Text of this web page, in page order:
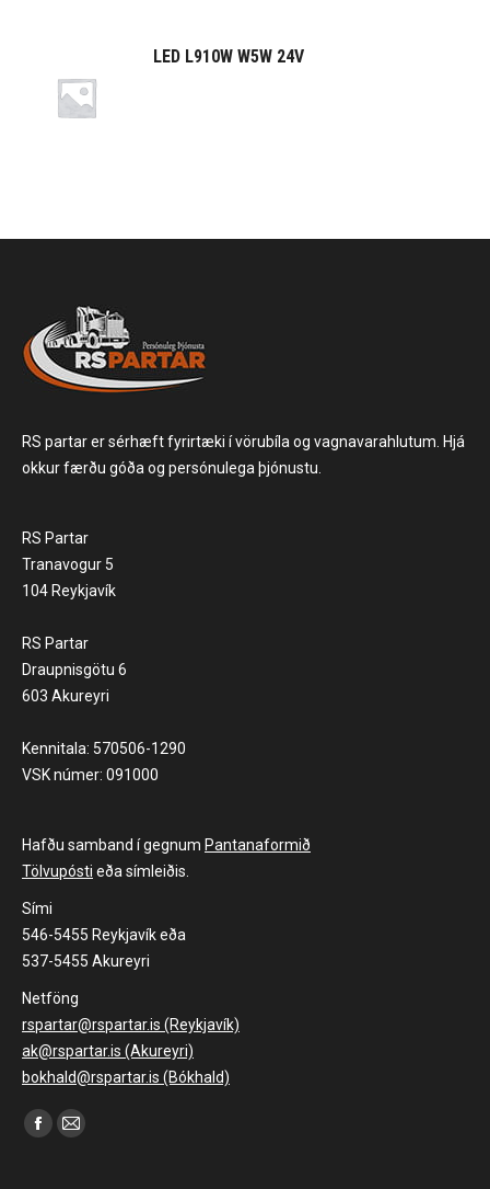
LED L910W W5W 24V
RS partar er sérhæft fyrirtæki í vörubíla og vagnavarahlutum. Hjá
okkur færðu góða og persónulega þjónustu.
RS Partar
Tranavogur 5
104 Reykjavík
RS Partar
Draupnisgötu 6
603 Akureyri
Kennitala: 570506-1290
VSK númer: 091000
Hafðu samband í gegnum Pantanaformið
Tölvupósti eða símleiðis.
Sími
546-5455 Reykjavík eða
537-5455 Akureyri
Netföng
rspartar@rspartar.is (Reykjavík)
ak@rspartar.is (Akureyri)
bokhald@rspartar.is (Bókhald)
Find us on:
Facebook
Mail